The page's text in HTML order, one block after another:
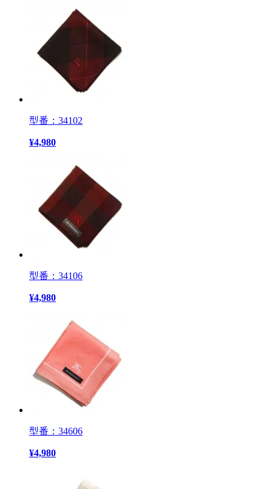
型番：34102
¥4,980
型番：34106
¥4,980
型番：34606
¥4,980